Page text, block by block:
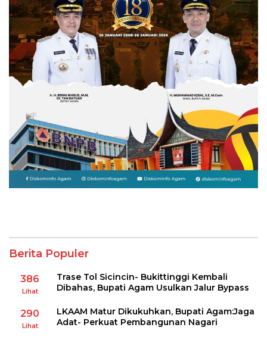
Berita Populer
386
Lihat
Trase Tol Sicincin- Bukittinggi Kembali
Dibahas, Bupati Agam Usulkan Jalur Bypass
290
Lihat
LKAAM Matur Dikukuhkan, Bupati Agam:Jaga
Adat- Perkuat Pembangunan Nagari